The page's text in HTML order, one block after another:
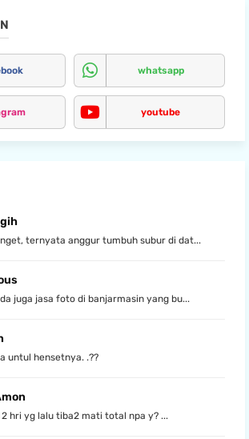
whatsapp
youtube
ternyata anggur tumbuh subur di dat...
juga jasa foto di banjarmasin yang bu...
untul hensetnya. .??
2 hri yg lalu tiba2 mati total npa y? ...